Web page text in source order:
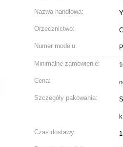
Nazwa handlowa:
Orzecznictwo:
Numer modelu:
Minimalne zamówienie:
Cena:
Szczegóły pakowania:
Czas dostawy: